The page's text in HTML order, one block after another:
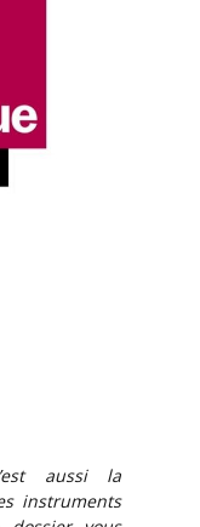
aussi la
instruments